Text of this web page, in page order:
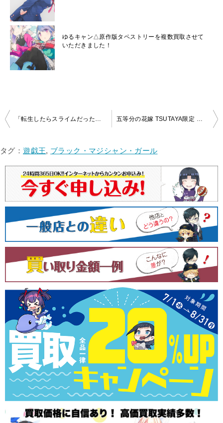
ゆるキャン△原作版タペストリーを複数買取させて
いただきました！
投
ナ
シ
ョ
タグ：遊戯王, ブラック・マジシャン・ガール